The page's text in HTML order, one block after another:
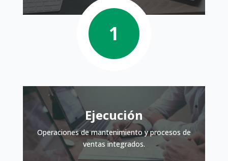
Ejecución
Operaciones de mantenimiento y procesos de
ventas integrados.